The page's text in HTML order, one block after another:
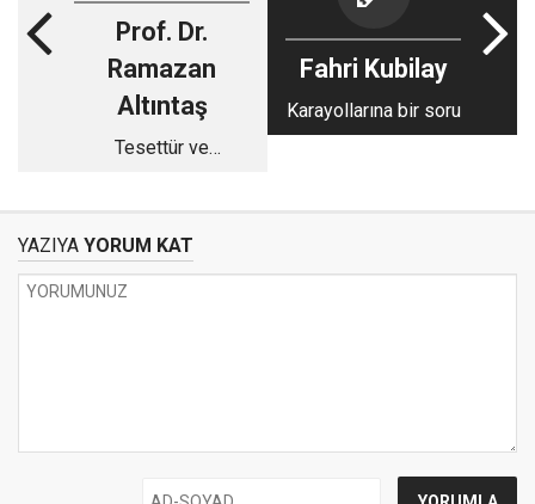
Prof. Dr.
Ramazan
Altıntaş
Tesettür ve
Fahri Kubilay
Karayollarına bir soru
YAZIYA YORUM KAT